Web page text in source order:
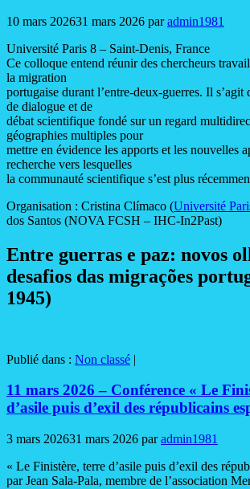
10 mars 202631 mars 2026 paradmin1981
Université Paris 8 – Saint-Denis, France
Ce colloque entend réunir des chercheurs
la migration
portugaise durant l’entre-deux-guerres. Il s’agit
de dialogue et de
débat scientifique fondé sur un regard
géographies multiples pour
mettre en évidence les apports et les nouvelles
recherche vers lesquelles
la communauté scientifique s’est plus
Organisation : Cristina Clímaco (Université
dos Santos (NOVA FCSH – IHC-In2Past)
Entre guerras e paz: novos
desafios das migrações
1945)
Publié dans : Non classé |
11 mars 2026 – Conférence « Le
d’asile puis d’exil des républicains
3 mars 202631 mars 2026 paradmin1981
« Le Finistère, terre d’asile puis d’exil des
par Jean Sala-Pala, membre de l’association